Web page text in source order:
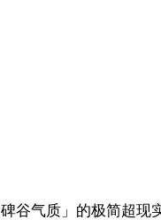
气质」的极简超现